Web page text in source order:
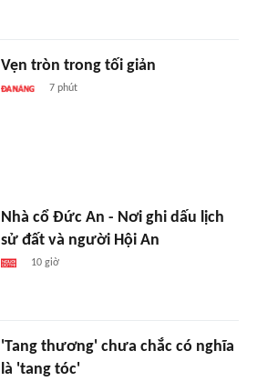
Vẹn tròn trong tối giản
7 phút
Nhà cổ Đức An - Nơi ghi dấu lịch
sử đất và người Hội An
10 giờ
'Tang thương' chưa chắc có nghĩa
là 'tang tóc'